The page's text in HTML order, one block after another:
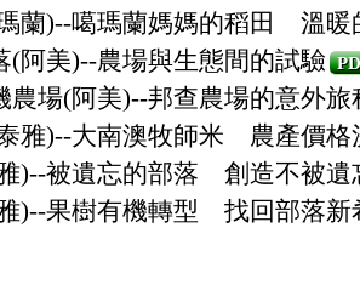
蘭)--噶瑪蘭媽媽的稻田 溫暖
(阿美)--農場與生態間的試驗
農場(阿美)--邦查農場的意外旅
雅)--大南澳牧師米 農產價格
)--被遺忘的部落 創造不被遺
)--果樹有機轉型 找回部落新